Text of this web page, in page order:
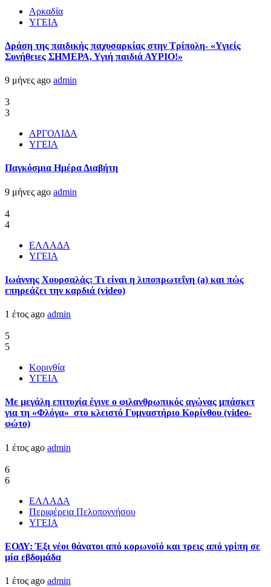
Αρκαδία
ΥΓΕΙΑ
Δράση της παιδικής παχυσαρκίας στην Τρίπολη- «Υγιείς
Συνήθειες ΣΗΜΕΡΑ, Υγιή παιδιά ΑΥΡΙΟ!»
9 μήνες ago admin
3
3
ΑΡΓΟΛΙΔΑ
ΥΓΕΙΑ
Παγκόσμια Ημέρα Διαβήτη
9 μήνες ago admin
4
4
ΕΛΛΑΔΑ
ΥΓΕΙΑ
Ιωάννης Χουρσαλάς: Τι είναι η λιποπρωτεΐνη (a) και πώς
επηρεάζει την καρδιά (video)
1 έτος ago admin
5
5
Κορινθία
ΥΓΕΙΑ
Με μεγάλη επιτυχία έγινε ο φιλανθρωπικός αγώνας μπάσκετ
για τη «Φλόγα» στο κλειστό Γυμναστήριο Κορίνθου (video-
φώτο)
1 έτος ago admin
6
6
ΕΛΛΑΔΑ
Περιφέρεια Πελοποννήσου
ΥΓΕΙΑ
ΕΟΔΥ: Έξι νέοι θάνατοι από κορωνοϊό και τρεις από γρίπη σε
μία εβδομάδα
1 έτος ago admin